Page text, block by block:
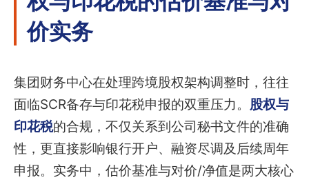
价实务
集团财务中心在处理跨境股权架构调整时，往往
面临SCR备存与印花税申报的双重压力。 股权与
印花税的合规，不仅关系到公司秘书文件的准确
性，更直接影响银行开户、融资尽调及后续周年
申报。实务中，估价基准与对价/净值是两大核心